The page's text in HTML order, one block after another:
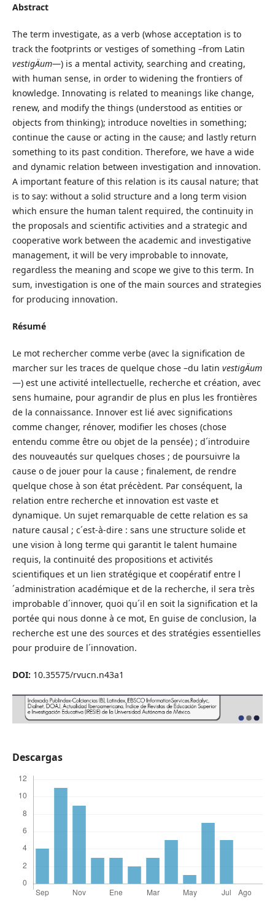
Abstract
The term investigate, as a verb (whose acceptation is to
track the footprints or vestiges of something –from Latin
vestigÄ­um—) is a mental activity, searching and creating,
with human sense, in order to widening the frontiers of
knowledge. Innovating is related to meanings like change,
renew, and modify the things (understood as entities or
objects from thinking); introduce novelties in something;
continue the cause or acting in the cause; and lastly return
something to its past condition. Therefore, we have a wide
and dynamic relation between investigation and innovation.
A important feature of this relation is its causal nature; that
is to say: without a solid structure and a long term vision
which ensure the human talent required, the continuity in
the proposals and scientific activities and a strategic and
cooperative work between the academic and investigative
management, it will be very improbable to innovate,
regardless the meaning and scope we give to this term. In
sum, investigation is one of the main sources and strategies
for producing innovation.
Résumé
Le mot rechercher comme verbe (avec la signification de
marcher sur les traces de quelque chose –du latin vestigÄ­um
—) est une activité intellectuelle, recherche et création, avec
sens humaine, pour agrandir de plus en plus les frontières
de la connaissance. Innover est lié avec significations
comme changer, rénover, modifier les choses (chose
entendu comme être ou objet de la pensée) ; d´introduire
des nouveautés sur quelques choses ; de poursuivre la
cause o de jouer pour la cause ; finalement, de rendre
quelque chose à son état précèdent. Par conséquent, la
relation entre recherche et innovation est vaste et
dynamique. Un sujet remarquable de cette relation es sa
nature causal ; c´est-à-dire : sans une structure solide et
une vision à long terme qui garantit le talent humaine
requis, la continuité des propositions et activités
scientifiques et un lien stratégique et coopératif entre l
´administration académique et de la recherche, il sera très
improbable d´innover, quoi qu´il en soit la signification et la
portée qui nous donne à ce mot, En guise de conclusion, la
recherche est une des sources et des stratégies essentielles
pour produire de l´innovation.
DOI: 10.35575/rvucn.n43a1
Descargas